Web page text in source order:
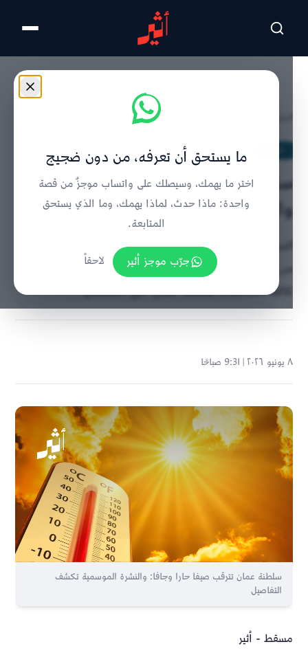
تخطى للمحتوى الرئيسي
سلطنة عمان تترقب صيفا حارا وجافا:
والنشرة الموسمية تكشف التفاصيل
النشرة الموسمية لصيف 2026 تشير إلى هطول مطري أقل
من المعدل في الشرقية وظفار، ودرجات حرارة مرتفعة في
كافة محافظات سلطنة عمان حتى أغسطس
٨ يونيو ٢٠٢٦ | 9:31 صباحًا
سلطنة عمان تترقب صيفا حارا وجافا: والنشرة الموسمية تكشف
التفاصيل
مسقط - أثير
ما يستحق أن تعرفه، من دون ضجيج
اختر ما يهمك، وسيصلك على واتساب موجزٌ من قصة
واحدة: ماذا حدث، لماذا يهمك، وما الذي يستحق
المتابعة.
جرّب موجز أثير
لاحقاً